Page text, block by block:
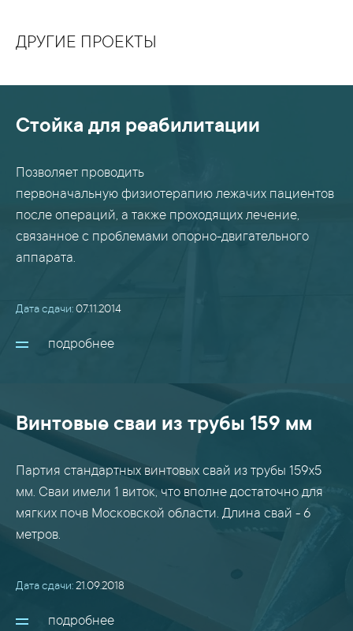
ДРУГИЕ ПРОЕКТЫ
Стойка для реабилитации
Позволяет проводить
первоначальную физиотерапию лежачих пациентов
после операций, а также проходящих лечение,
связанное с проблемами опорно-двигательного
аппарата.
Дата сдачи:07.11.2014
подробнее
Винтовые сваи из трубы 159 мм
Партия стандартных винтовых свай из трубы 159х5
мм. Сваи имели 1 виток, что вполне достаточно для
мягких почв Московской области. Длина свай - 6
метров.
Дата сдачи:21.09.2018
подробнее